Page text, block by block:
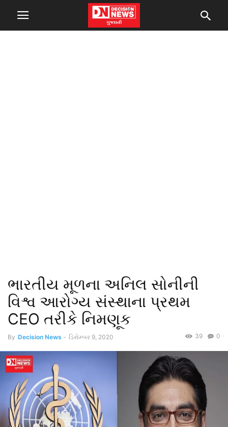
ભારતીય મૂળના અનિલ સોનીની
વિશ્વ આરોગ્ય સંસ્થાના પ્રથમ
CEO તરીકે નિમણૂક
By Decision News - ડિસેમ્બર 9, 2020 0
39